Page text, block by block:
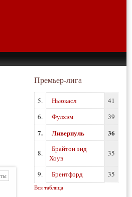
Премьер-лига
5. Ньюкасл
41
6.
Фулхэм 39
7. Ливерпуль 36
8.
Брайтон энд
Хоув
35
9. Брентфорд 35
Вся таблица